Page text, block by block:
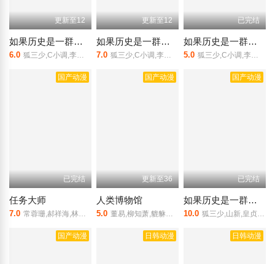
更新至12
如果历史是一群喵第9季
6.0 狐三少,C小调,李轻扬,Tk菌,月夜桥
更新至12
如果历史是一群喵第8季
7.0 狐三少,C小调,李轻扬,Tk菌,月夜桥
已完结
如果历史是一群喵第7季
5.0 狐三少,C小调,李轻扬,Tk菌,月夜桥
国产动漫
已完结
任务大师
7.0 常蓉珊,郝祥海,林帽帽,薛成,皇贞季,图特哈蒙,叶知秋,邢子皓,吴晛
国产动漫
更新至36
人类博物馆
5.0 董易,柳知萧,貔貅肛,万纯,北炎,Kinsen,沉然,孙鹏,森中人,巫蛊悠悠
国产动漫
已完结
如果历史是一群喵第4-5季
10.0 狐三少,山新,皇贞季,佟心竹,李兰陵,刘明月,杨凝,沈念如,闫夜桥,叶知秋,常蓉珊,李轻扬
国产动漫 日韩动漫 日韩动漫